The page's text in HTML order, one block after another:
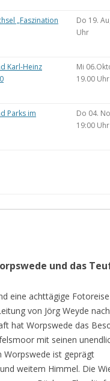
„Faszination
Do 19.
Uhr
Karl-Heinz
Mi
19.00 Uhr
Parks im
Do 04.
19:00 Uhr
und das
eine achttägige Fotoreise
von Jörg Weyde
hat Worpswede das
mit seinen
Worpswede ist geprägt
weitem Himmel. Die